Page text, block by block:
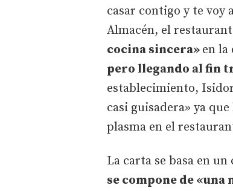
casar contigo y te voy
Almacén, el
cocina sincera» en la
pero llegando al fin
establecimiento,
casi guisadera» ya
plasma en el
La carta se basa en un
se compone de «una